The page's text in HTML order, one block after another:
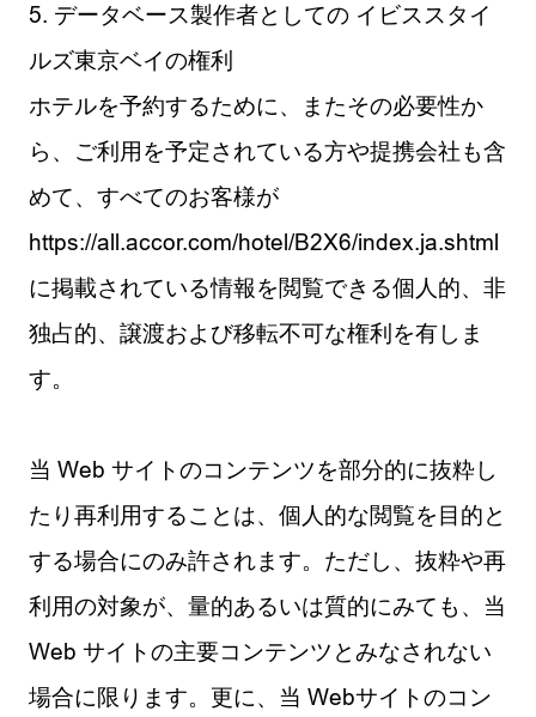
5. データベース製作者としての イビススタイ
ルズ東京ベイの権利
ホテルを予約するために、またその必要性か
ら、ご利用を予定されている方や提携会社も含
めて、すべてのお客様が
https://all.accor.com/hotel/B2X6/index.ja.shtml
に掲載されている情報を閲覧できる個人的、非
独占的、譲渡および移転不可な権利を有しま
す。
当 Web サイトのコンテンツを部分的に抜粋し
たり再利用することは、個人的な閲覧を目的と
する場合にのみ許されます。ただし、抜粋や再
利用の対象が、量的あるいは質的にみても、当
Web サイトの主要コンテンツとみなされない
場合に限ります。更に、当 Webサイトのコン